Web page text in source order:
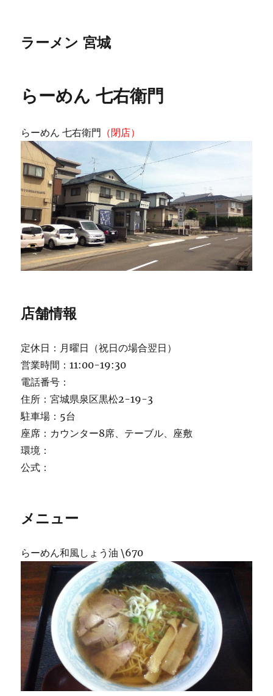
ラーメン 宮城
らーめん 七右衛門
らーめん 七右衛門 （閉店）
店舗情報
定休日：月曜日（祝日の場合翌日）
営業時間：11:00-19:30
電話番号：
住所：宮城県泉区黒松2-19-3
駐車場：5台
座席：カウンター8席、テーブル、座敷
環境：
公式：
メニュー
らーめん和風しょう油 \670